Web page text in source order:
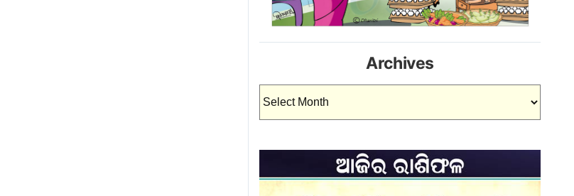
Archives
Archives